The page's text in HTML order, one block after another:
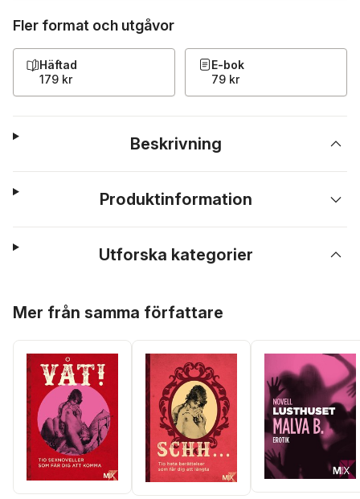
Fler format och utgåvor
Häftad
179 kr
E-bok
79 kr
Beskrivning
Produktinformation
Utforska kategorier
Mer från samma författare